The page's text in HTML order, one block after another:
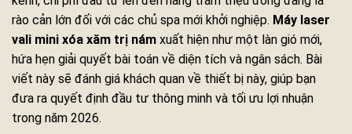
rào cản lớn đối với các chủ spa mới khởi nghiệp. Máy laser
vali mini xóa xăm trị nám xuất hiện như một làn gió mới,
hứa hẹn giải quyết bài toán về diện tích và ngân sách. Bài
viết này sẽ đánh giá khách quan về thiết bị này, giúp bạn
đưa ra quyết định đầu tư thông minh và tối ưu lợi nhuận
trong năm 2026.